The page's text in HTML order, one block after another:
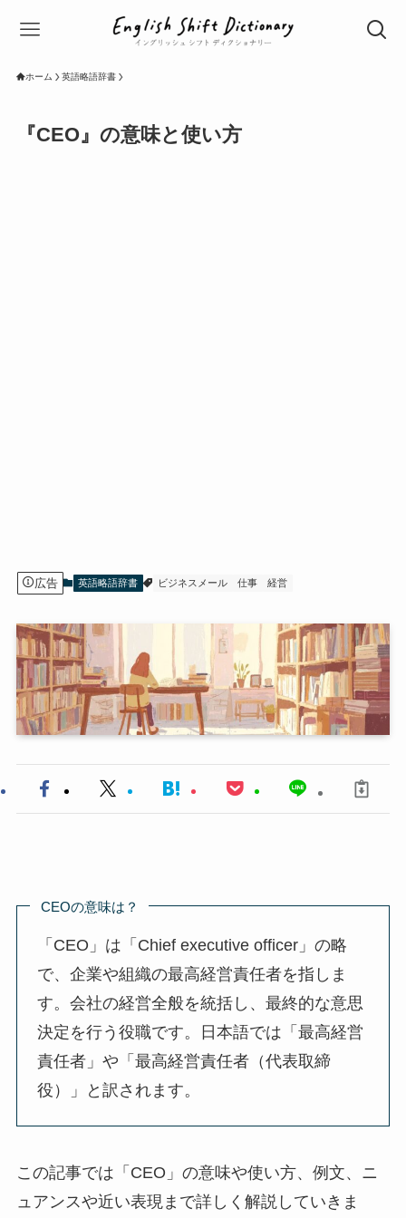
ホーム 英語略語辞書
『CEO』の意味と使い方
広告 英語略語辞書 ビジネスメール 仕事 経営
CEOの意味は？
「CEO」は「Chief executive officer」の略
で、企業や組織の最高経営責任者を指しま
す。会社の経営全般を統括し、最終的な意思
決定を行う役職です。日本語では「最高経営
責任者」や「最高経営責任者（代表取締
役）」と訳されます。
この記事では「CEO」の意味や使い方、例文、ニ
ュアンスや近い表現まで詳しく解説していきま